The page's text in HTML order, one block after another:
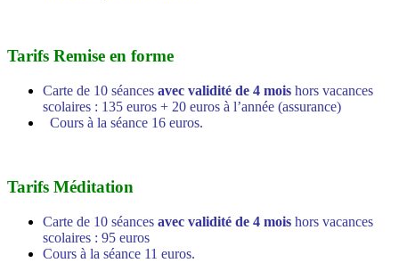
Tarifs Remise en forme
Carte de 10 séances avec validité de 4 mois hors vacances
scolaires : 135 euros + 20 euros à l’année (assurance)
Cours à la séance 16 euros.
Tarifs Méditation
Carte de 10 séances avec validité de 4 mois hors vacances
scolaires : 95 euros
Cours à la séance 11 euros.